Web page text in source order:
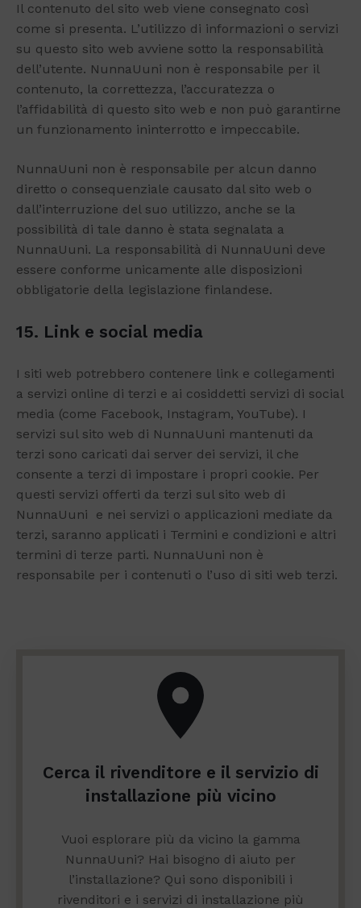
Il contenuto del sito web viene consegnato così
come si presenta. L’utilizzo di informazioni o servizi
su questo sito web avviene sotto la responsabilità
dell’utente. NunnaUuni non è responsabile per il
contenuto, la correttezza, l’accuratezza o
l’affidabilità di questo sito web e non può garantirne
un funzionamento ininterrotto e impeccabile.
NunnaUuni non è responsabile per alcun danno
diretto o consequenziale causato dal sito web o
dall’interruzione del suo utilizzo, anche se la
possibilità di tale danno è stata segnalata a
NunnaUuni. La responsabilità di NunnaUuni deve
essere conforme unicamente alle disposizioni
obbligatorie della legislazione finlandese.
15. Link e social media
I siti web potrebbero contenere link e collegamenti
a servizi online di terzi e ai cosiddetti servizi di social
media (come Facebook, Instagram, YouTube). I
servizi sul sito web di NunnaUuni mantenuti da
terzi sono caricati dai server dei servizi, il che
consente a terzi di impostare i propri cookie. Per
questi servizi offerti da terzi sul sito web di
NunnaUuni e nei servizi o applicazioni mediate da
terzi, saranno applicati i Termini e condizioni e altri
termini di terze parti. NunnaUuni non è
responsabile per i contenuti o l’uso di siti web terzi.
Cerca il rivenditore e il servizio di
installazione più vicino
Vuoi esplorare più da vicino la gamma
NunnaUuni? Hai bisogno di aiuto per
l’installazione? Qui sono disponibili i
rivenditori e i servizi di installazione più